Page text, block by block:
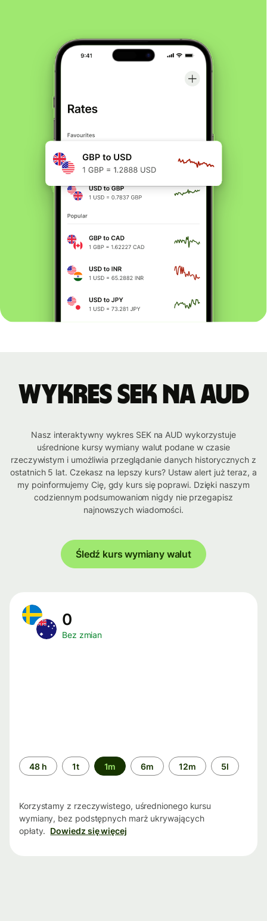
Wykres SEK na AUD
Nasz interaktywny wykres SEK na AUD wykorzystuje
uśrednione kursy wymiany walut podane w czasie
rzeczywistym i umożliwia przeglądanie danych historycznych z
ostatnich 5 lat. Czekasz na lepszy kurs? Ustaw alert już teraz, a
my poinformujemy Cię, gdy kurs się poprawi. Dzięki naszym
codziennym podsumowaniom nigdy nie przegapisz
najnowszych wiadomości.
Śledź kurs wymiany walut
0
Bez zmian
Przedział
czasu
48 h 1t 1m 6m 12m 5l
Korzystamy z rzeczywistego, uśrednionego kursu
wymiany, bez podstępnych marż ukrywających
opłaty. Dowiedz się więcej